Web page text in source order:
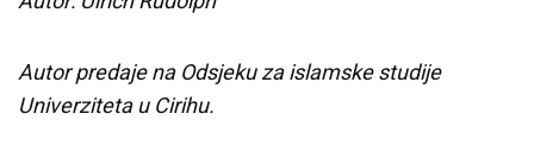
Autor predaje na Odsjeku za islamske studije
Univerziteta u Cirihu.